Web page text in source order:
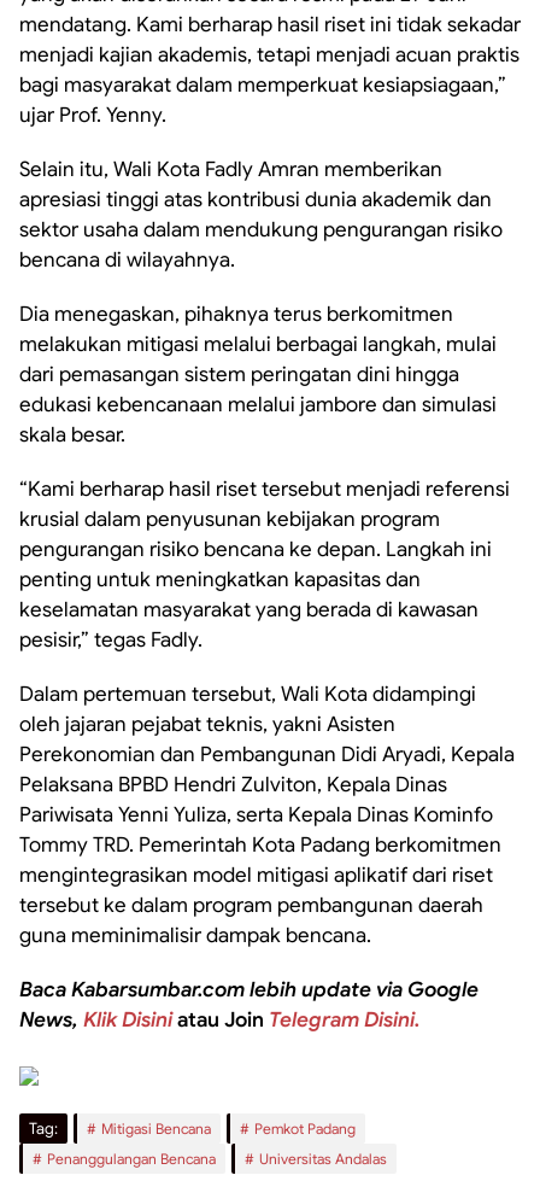
mendatang. Kami berharap hasil riset ini tidak sekadar
menjadi kajian akademis, tetapi menjadi acuan praktis
bagi masyarakat dalam memperkuat kesiapsiagaan,”
ujar Prof. Yenny.
Selain itu, Wali Kota Fadly Amran memberikan
apresiasi tinggi atas kontribusi dunia akademik dan
sektor usaha dalam mendukung pengurangan risiko
bencana di wilayahnya.
Dia menegaskan, pihaknya terus berkomitmen
melakukan mitigasi melalui berbagai langkah, mulai
dari pemasangan sistem peringatan dini hingga
edukasi kebencanaan melalui jambore dan simulasi
skala besar.
“Kami berharap hasil riset tersebut menjadi referensi
krusial dalam penyusunan kebijakan program
pengurangan risiko bencana ke depan. Langkah ini
penting untuk meningkatkan kapasitas dan
keselamatan masyarakat yang berada di kawasan
pesisir,” tegas Fadly.
Dalam pertemuan tersebut, Wali Kota didampingi
oleh jajaran pejabat teknis, yakni Asisten
Perekonomian dan Pembangunan Didi Aryadi, Kepala
Pelaksana BPBD Hendri Zulviton, Kepala Dinas
Pariwisata Yenni Yuliza, serta Kepala Dinas Kominfo
Tommy TRD. Pemerintah Kota Padang berkomitmen
mengintegrasikan model mitigasi aplikatif dari riset
tersebut ke dalam program pembangunan daerah
guna meminimalisir dampak bencana.
Baca Kabarsumbar.com lebih update via Google
News, Klik Disiniatau Join Telegram Disini.
Tag: Mitigasi Bencana
Pemkot Padang
Penanggulangan Bencana
Universitas Andalas